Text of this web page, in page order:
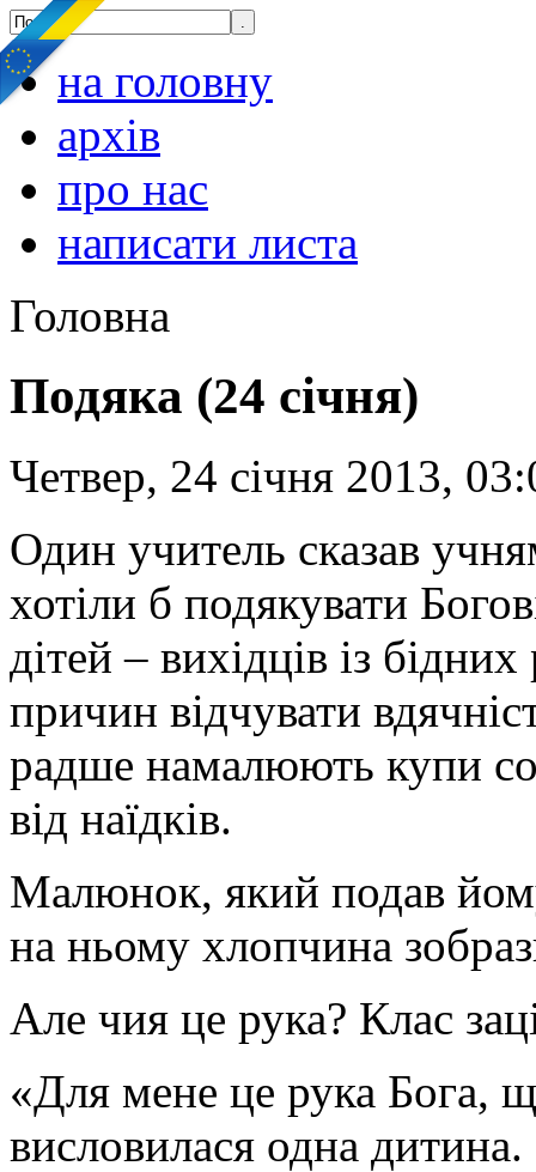
на головну
архів
про нас
написати листа
Головна
Подяка (24 січня)
Четвер, 24 січня 2013,
Один учитель сказав
хотіли б подякувати
дітей – вихідців із
причин відчувати
радше намалюють купи
від наїдків.
Малюнок, який подав
на ньому хлопчина
Але чия це рука? Клас
«Для мене це рука Бога,
висловилася одна дитина.